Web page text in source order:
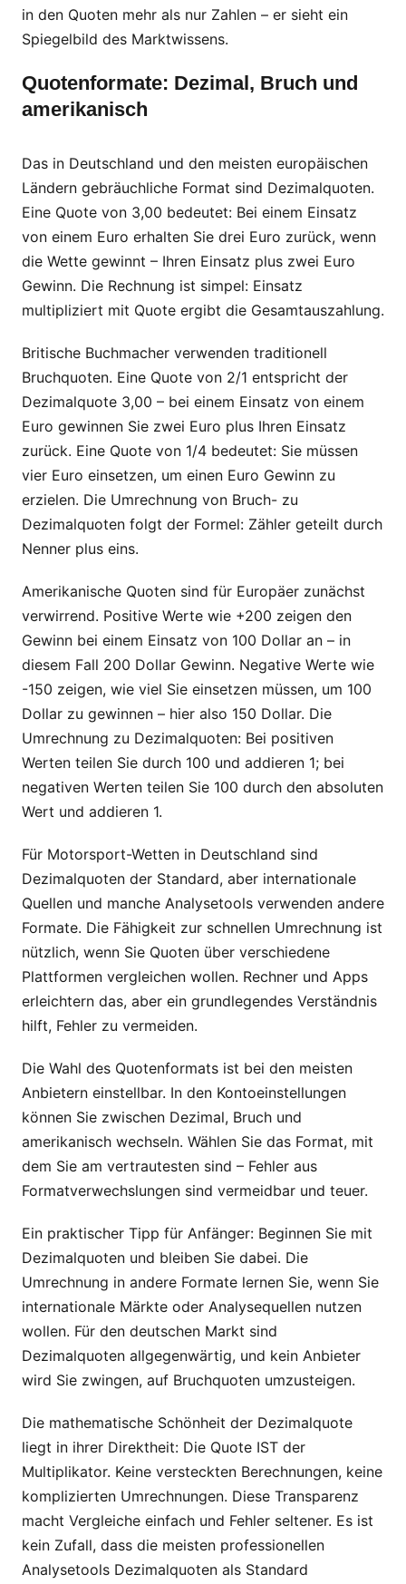
in den Quoten mehr als nur Zahlen – er sieht ein
Spiegelbild des Marktwissens.
Quotenformate: Dezimal, Bruch und
amerikanisch
Das in Deutschland und den meisten europäischen
Ländern gebräuchliche Format sind Dezimalquoten.
Eine Quote von 3,00 bedeutet: Bei einem Einsatz
von einem Euro erhalten Sie drei Euro zurück, wenn
die Wette gewinnt – Ihren Einsatz plus zwei Euro
Gewinn. Die Rechnung ist simpel: Einsatz
multipliziert mit Quote ergibt die Gesamtauszahlung.
Britische Buchmacher verwenden traditionell
Bruchquoten. Eine Quote von 2/1 entspricht der
Dezimalquote 3,00 – bei einem Einsatz von einem
Euro gewinnen Sie zwei Euro plus Ihren Einsatz
zurück. Eine Quote von 1/4 bedeutet: Sie müssen
vier Euro einsetzen, um einen Euro Gewinn zu
erzielen. Die Umrechnung von Bruch- zu
Dezimalquoten folgt der Formel: Zähler geteilt durch
Nenner plus eins.
Amerikanische Quoten sind für Europäer zunächst
verwirrend. Positive Werte wie +200 zeigen den
Gewinn bei einem Einsatz von 100 Dollar an – in
diesem Fall 200 Dollar Gewinn. Negative Werte wie
-150 zeigen, wie viel Sie einsetzen müssen, um 100
Dollar zu gewinnen – hier also 150 Dollar. Die
Umrechnung zu Dezimalquoten: Bei positiven
Werten teilen Sie durch 100 und addieren 1; bei
negativen Werten teilen Sie 100 durch den absoluten
Wert und addieren 1.
Für Motorsport-Wetten in Deutschland sind
Dezimalquoten der Standard, aber internationale
Quellen und manche Analysetools verwenden andere
Formate. Die Fähigkeit zur schnellen Umrechnung ist
nützlich, wenn Sie Quoten über verschiedene
Plattformen vergleichen wollen. Rechner und Apps
erleichtern das, aber ein grundlegendes Verständnis
hilft, Fehler zu vermeiden.
Die Wahl des Quotenformats ist bei den meisten
Anbietern einstellbar. In den Kontoeinstellungen
können Sie zwischen Dezimal, Bruch und
amerikanisch wechseln. Wählen Sie das Format, mit
dem Sie am vertrautesten sind – Fehler aus
Formatverwechslungen sind vermeidbar und teuer.
Ein praktischer Tipp für Anfänger: Beginnen Sie mit
Dezimalquoten und bleiben Sie dabei. Die
Umrechnung in andere Formate lernen Sie, wenn Sie
internationale Märkte oder Analysequellen nutzen
wollen. Für den deutschen Markt sind
Dezimalquoten allgegenwärtig, und kein Anbieter
wird Sie zwingen, auf Bruchquoten umzusteigen.
Die mathematische Schönheit der Dezimalquote
liegt in ihrer Direktheit: Die Quote IST der
Multiplikator. Keine versteckten Berechnungen, keine
komplizierten Umrechnungen. Diese Transparenz
macht Vergleiche einfach und Fehler seltener. Es ist
kein Zufall, dass die meisten professionellen
Analysetools Dezimalquoten als Standard